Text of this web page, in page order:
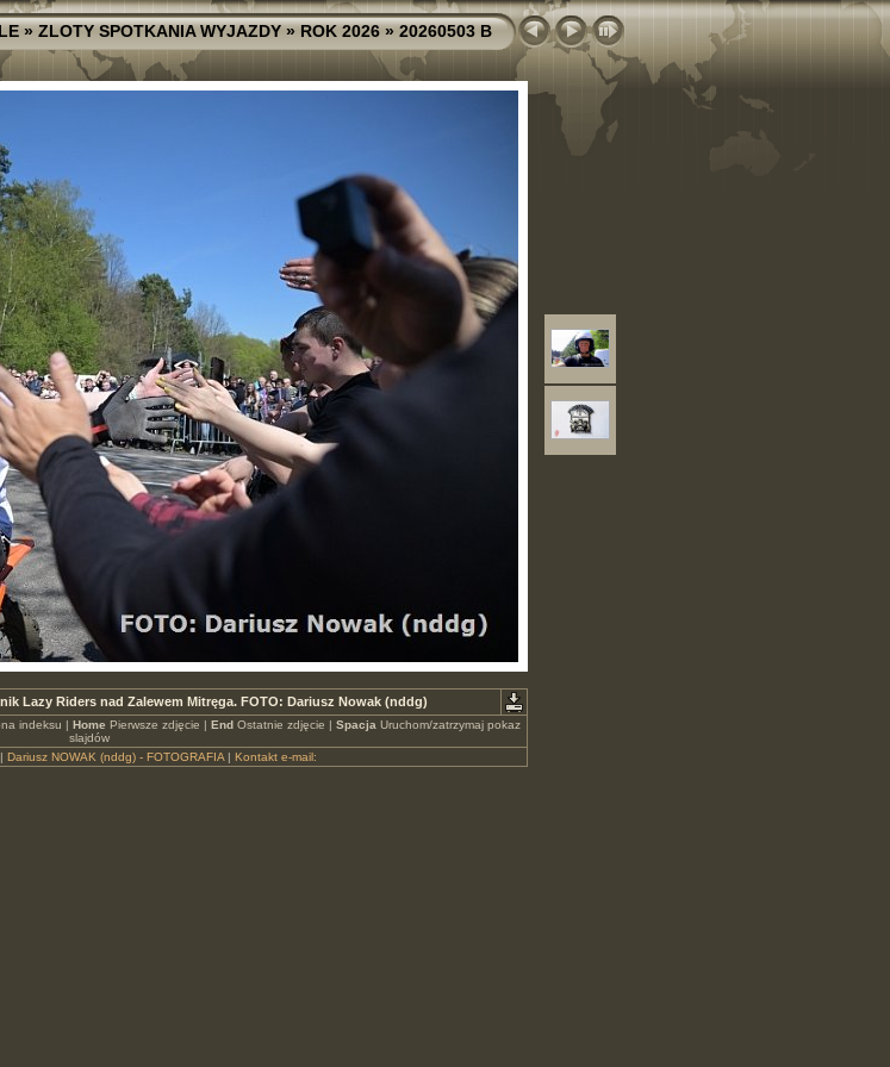
»ZLOTY SPOTKANIA WYJAZDY»ROK 2026»20260503 B
Lazy Riders nad Zalewem Mitręga. FOTO: Dariusz Nowak (nddg)
indeksu | Home Pierwsze zdjęcie | EndOstatnie zdjęcie | Spacja Uruchom/zatrzymaj pokaz
slajdów
| Dariusz NOWAK (nddg) - FOTOGRAFIA| Kontakt e-mail: